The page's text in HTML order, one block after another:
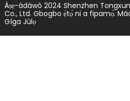
Àṣẹ-àdáwò 2024 Shenzhen
Co., Ltd. Gbogbo ẹ̀tọ́ ni a fipamọ́.
Gíga Jùlọ